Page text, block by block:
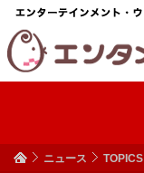
ニュース TOPICS